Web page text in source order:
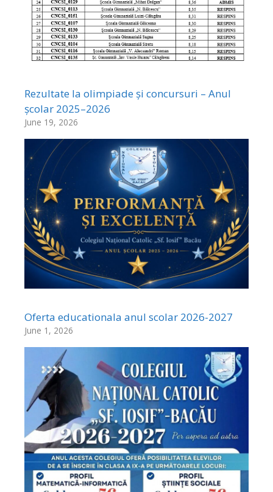
Rezultate la olimpiade și concursuri – Anul
școlar 2025–2026
June 19, 2026
Oferta educationala anul scolar 2026-2027
June 1, 2026